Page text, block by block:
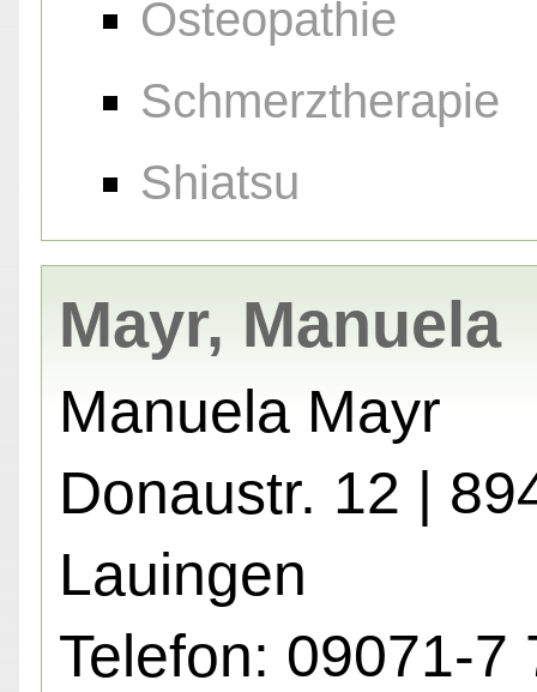
Osteopathie
Schmerztherapie
Shiatsu
Mayr, Manuela
Manuela Mayr
Donaustr. 12 |
Lauingen
Telefon: 09071-7